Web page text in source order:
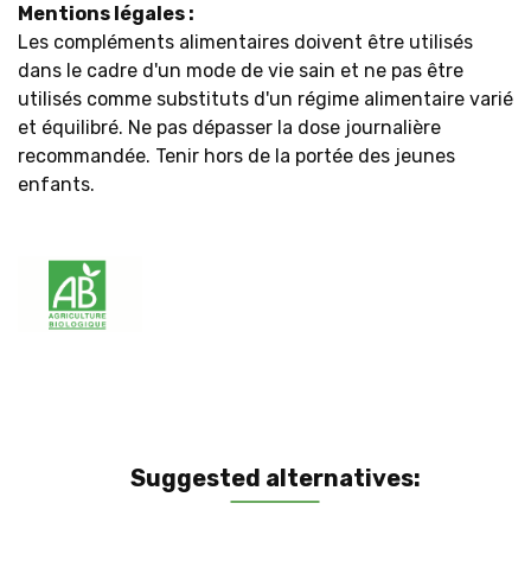
Mentions légales :
Les compléments alimentaires doivent être utilisés
dans le cadre d'un mode de vie sain et ne pas être
utilisés comme substituts d'un régime alimentaire varié
et équilibré. Ne pas dépasser la dose journalière
recommandée. Tenir hors de la portée des jeunes
enfants.
Suggested alternatives: